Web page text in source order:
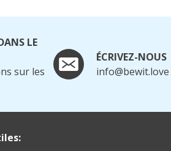
LE
sur les
ÉCRIVEZ-NOUS
info@bewit.love